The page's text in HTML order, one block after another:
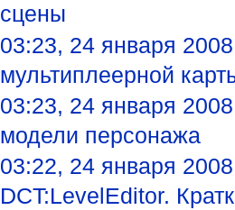
сцены
03:23, 24 января 2008
мультиплеерной
03:23, 24 января 2008
модели персонажа‎
03:22, 24 января 2008
DCT:LevelEditor.